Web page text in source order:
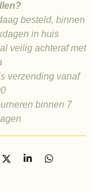
besteld, binnen
in huis
veilig achteraf met
verzending vanaf
binnen 7
D
S
D